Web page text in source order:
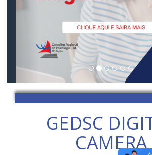
GEDSC
CAMERA